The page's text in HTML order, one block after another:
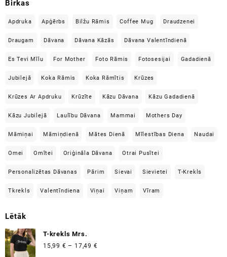
Birkas
Apdruka Apģērbs Bilžu Rāmis Coffee Mug Draudzenei
Draugam Dāvana Dāvana Kāzās Dāvana Valentīndienā
Es Tevi Mīlu For Mother Foto Rāmis Fotosesijai Gadadienā
Jubilejā Koka Rāmis Koka Rāmītis Krūzes
Krūzes Ar Apdruku Krūzīte Kāzu Dāvana Kāzu Gadadienā
Kāzu Jubilejā Laulību Dāvana Mammai Mothers Day
Māmiņai Māmiņdienā Mātes Dienā Mīlestības Diena Naudai
Omei Omītei Oriģināla Dāvana Otrai Pusītei
Personalizētas Dāvanas Pārim Sievai Sievietei T-Krekls
Tkrekls Valentīndiena Viņai Viņam Vīram
Lētāk
T-krekls Mrs.
15,99 € – 17,49 €